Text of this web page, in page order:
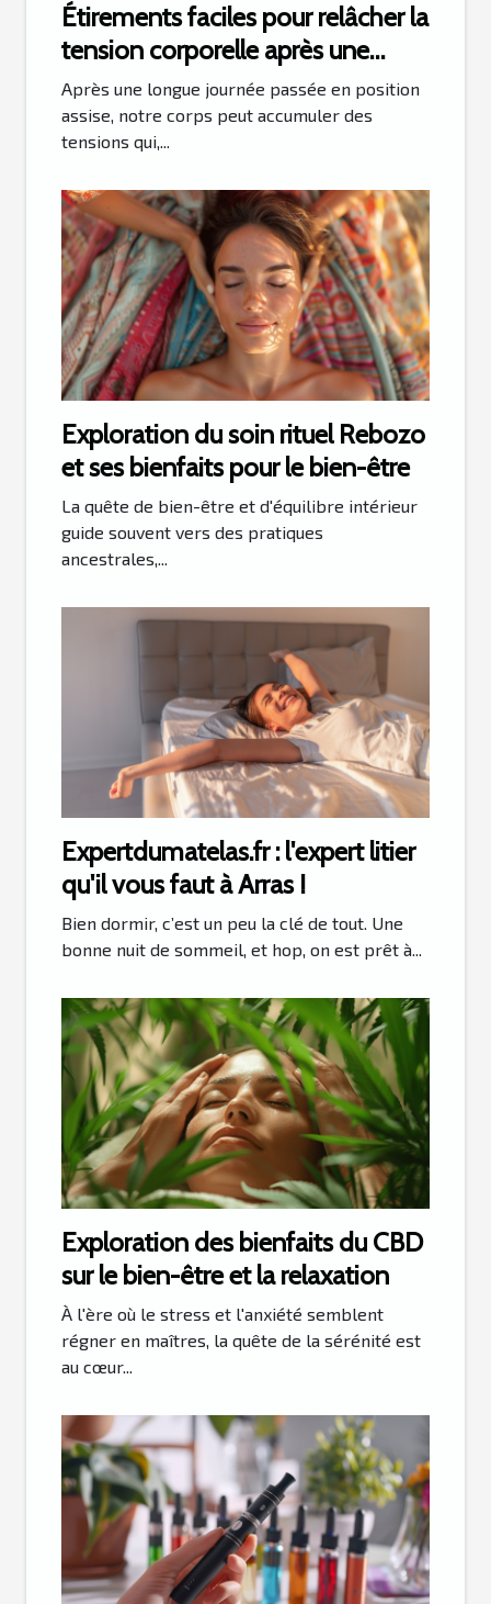
Étirements faciles pour relâcher la
tension corporelle après une
journée assise
Après une longue journée passée en position
assise, notre corps peut accumuler des
tensions qui,...
Exploration du soin rituel Rebozo
et ses bienfaits pour le bien-être
La quête de bien-être et d'équilibre intérieur
guide souvent vers des pratiques
ancestrales,...
Expertdumatelas.fr : l'expert litier
qu'il vous faut à Arras !
Bien dormir, c’est un peu la clé de tout. Une
bonne nuit de sommeil, et hop, on est prêt à...
Exploration des bienfaits du CBD
sur le bien-être et la relaxation
À l'ère où le stress et l'anxiété semblent
régner en maîtres, la quête de la sérénité est
au cœur...